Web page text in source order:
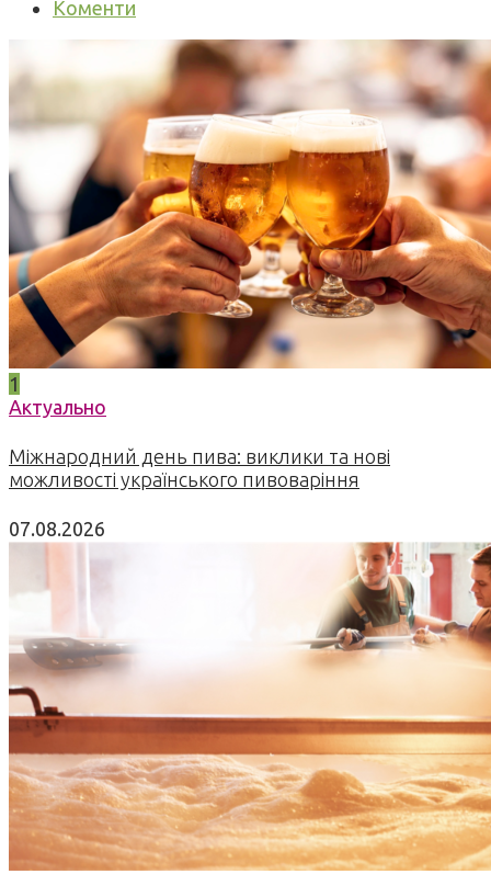
Коменти
1
Актуально
Міжнародний день пива: виклики та нові
можливості українського пивоваріння
07.08.2026